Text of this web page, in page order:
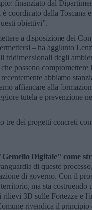
finanziato dal
è coordinato dalla Toscana
obiettivi”.
a disposizione dei
– ha aggiunto
tridimensionali degli
possono
recentemente abbiamo
affiancare alla
tutela e prevenzione
tre dei progetti concreti
Digitale" come
di questo
di governo. Con il
ma sta
rilievi 3D sulle Fortezze e
rivendica il principio